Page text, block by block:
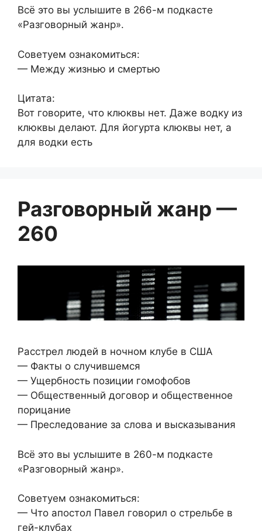
Всё это вы услышите в 266-м подкасте
«Разговорный жанр».
Советуем ознакомиться:
— Между жизнью и смертью
Цитата:
Вот говорите, что клюквы нет. Даже водку из
клюквы делают. Для йогурта клюквы нет, а
для водки есть
Разговорный жанр —
260
Расстрел людей в ночном клубе в США
— Факты о случившемся
— Ущербность позиции гомофобов
— Общественный договор и общественное
порицание
— Преследование за слова и высказывания
Всё это вы услышите в 260-м подкасте
«Разговорный жанр».
Советуем ознакомиться:
— Что апостол Павел говорил о стрельбе в
гей-клубах